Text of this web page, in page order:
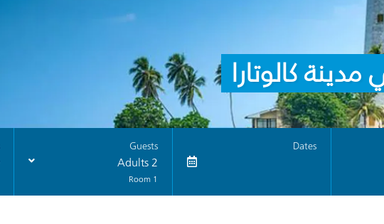
كالوتارا
Dates
Guests
2 Adults
1 Room